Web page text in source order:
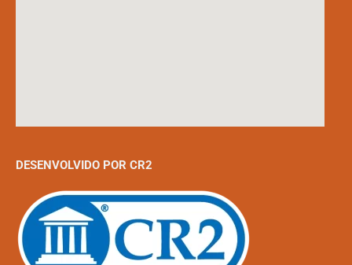
DESENVOLVIDO POR CR2